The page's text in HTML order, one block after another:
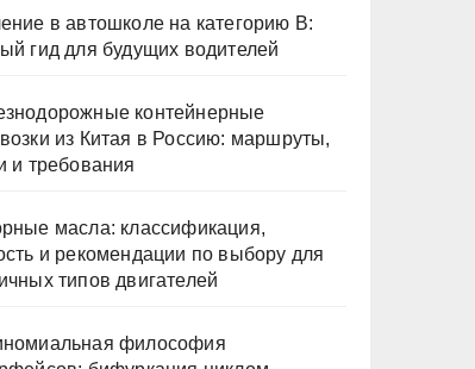
в автошколе на категорию В:
гид для будущих водителей
контейнерные
из Китая в Россию: маршруты,
и требования
масла: классификация,
и рекомендации по выбору для
типов двигателей
философия